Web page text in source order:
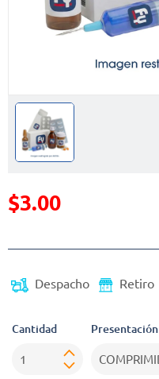
Precio reducido de
$3.00
Despacho Retiro
Cantidad Presentación